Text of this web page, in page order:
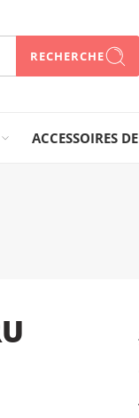
RECHERCHE
ACCESSOIRES